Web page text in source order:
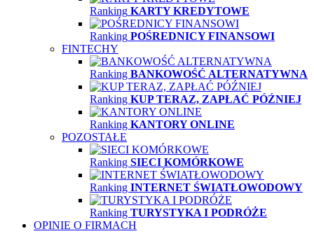
Ranking KARTY KREDYTOWE
Ranking POŚREDNICY FINANSOWI
FINTECHY
Ranking BANKOWOŚĆ ALTERNATYWNA
Ranking KUP TERAZ, ZAPŁAĆ PÓŹNIEJ
Ranking KANTORY ONLINE
POZOSTAŁE
Ranking SIECI KOMÓRKOWE
Ranking INTERNET ŚWIATŁOWODOWY
Ranking TURYSTYKA I PODRÓŻE
OPINIE O FIRMACH